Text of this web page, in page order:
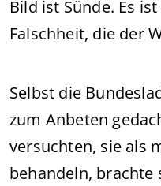
Bild ist Sünde. Es
Falschheit, die der
Selbst die
zum Anbeten
versuchten, sie als
behandeln, brachte